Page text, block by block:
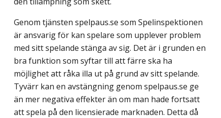
Genom tjänsten spelpaus.se som Spelinspektionen
är ansvarig för kan spelare som upplever problem
med sitt spelande stänga av sig. Det är i grunden en
bra funktion som syftar till att färre ska ha
möjlighet att råka illa ut på grund av sitt spelande.
Tyvärr kan en avstängning genom spelpaus.se ge
än mer negativa effekter än om man hade fortsatt
att spela på den licensierade marknaden. Detta då